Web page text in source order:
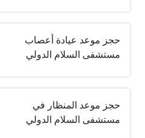
حجز موعد عيادة أعصاب
مستشفى السلام الدولي
حجز موعد المنظار في
مستشفى السلام الدولي